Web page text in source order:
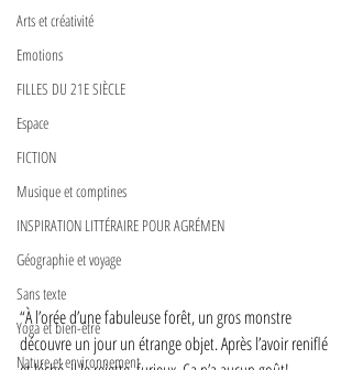
Arts et créativité
Emotions
FILLES DU 21E SIÈCLE
Espace
FICTION
Musique et comptines
INSPIRATION LITTÉRAIRE POUR AGRÉMEN
Géographie et voyage
Sans texte
Yoga et bien-être
Nature et environnement
“À l’orée d’une fabuleuse forêt, un gros monstre
découvre un jour un étrange objet. Après l’avoir reniflé